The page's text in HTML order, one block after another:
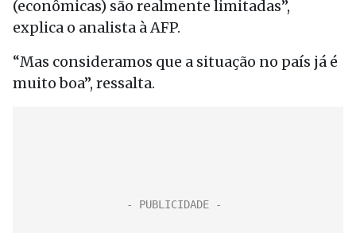
(econômicas) são realmente limitadas”,
explica o analista à AFP.
“Mas consideramos que a situação no país já é
muito boa”, ressalta.